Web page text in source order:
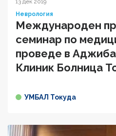
Неврология
Международен
семинар по
проведе в
Клиник Болница
УМБАЛ Токуда